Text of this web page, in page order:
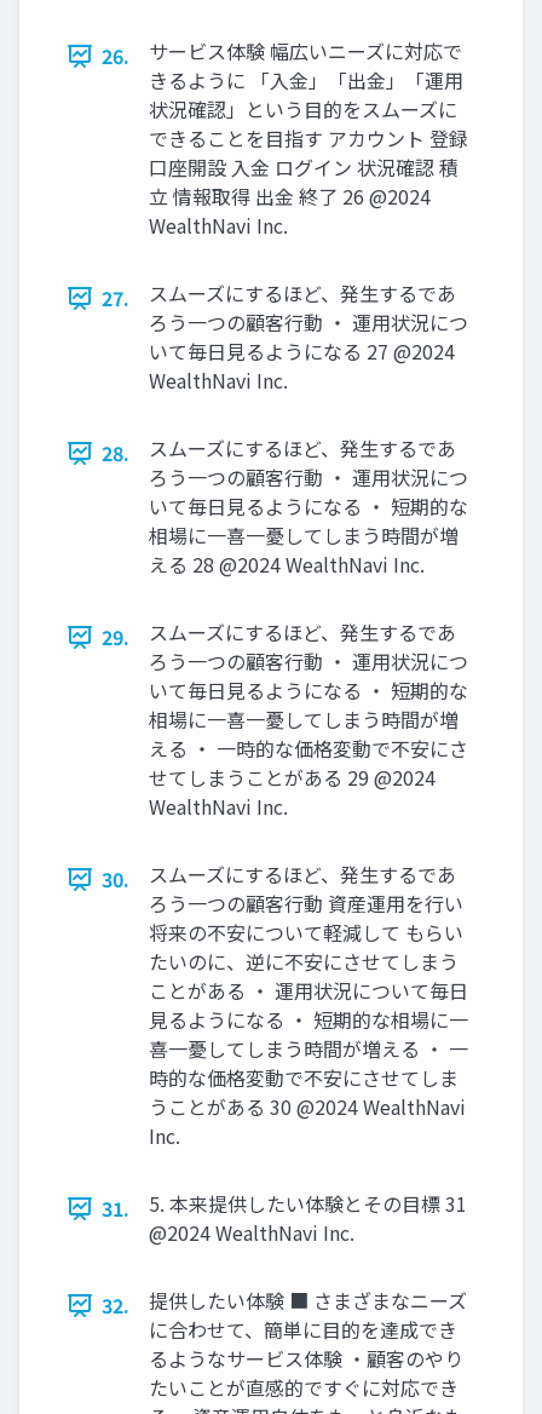
26.
サービス体験 幅広いニーズに対応で
きるように 「⼊⾦」「出⾦」「運⽤
状況確認」という⽬的をスムーズに
できることを⽬指す アカウント 登録
⼝座開設 ⼊⾦ ログイン 状況確認 積
⽴ 情報取得 出⾦ 終了 26 @2024
WealthNavi Inc.
27.
スムーズにするほど、発⽣するであ
ろう⼀つの顧客⾏動 ‧ 運⽤状況につ
いて毎⽇⾒るようになる 27 @2024
WealthNavi Inc.
28.
スムーズにするほど、発⽣するであ
ろう⼀つの顧客⾏動 ‧ 運⽤状況につ
いて毎⽇⾒るようになる ‧ 短期的な
相場に⼀喜⼀憂してしまう時間が増
える 28 @2024 WealthNavi Inc.
29.
スムーズにするほど、発⽣するであ
ろう⼀つの顧客⾏動 ‧ 運⽤状況につ
いて毎⽇⾒るようになる ‧ 短期的な
相場に⼀喜⼀憂してしまう時間が増
える ‧ ⼀時的な価格変動で不安にさ
せてしまうことがある 29 @2024
WealthNavi Inc.
30.
スムーズにするほど、発⽣するであ
ろう⼀つの顧客⾏動 資産運⽤を⾏い
将来の不安について軽減して もらい
たいのに、逆に不安にさせてしまう
ことがある ‧ 運⽤状況について毎⽇
⾒るようになる ‧ 短期的な相場に⼀
喜⼀憂してしまう時間が増える ‧ ⼀
時的な価格変動で不安にさせてしま
うことがある 30 @2024 WealthNavi
Inc.
31.
5. 本来提供したい体験とその⽬標 31
@2024 WealthNavi Inc.
32.
提供したい体験 ■ さまざまなニーズ
に合わせて、簡単に⽬的を達成でき
るようなサービス体験 ‧顧客のやり
たいことが直感的ですぐに対応でき